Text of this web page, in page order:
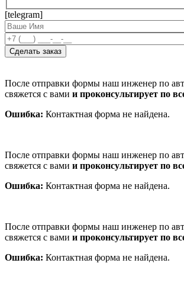
[telegram]
После отправки формы наш инженер по
свяжется с вами и проконсультирует по
Ошибка: Контактная форма не найдена.
После отправки формы наш инженер по
свяжется с вами и проконсультирует по
Ошибка: Контактная форма не найдена.
После отправки формы наш инженер по
свяжется с вами и проконсультирует по
Ошибка: Контактная форма не найдена.